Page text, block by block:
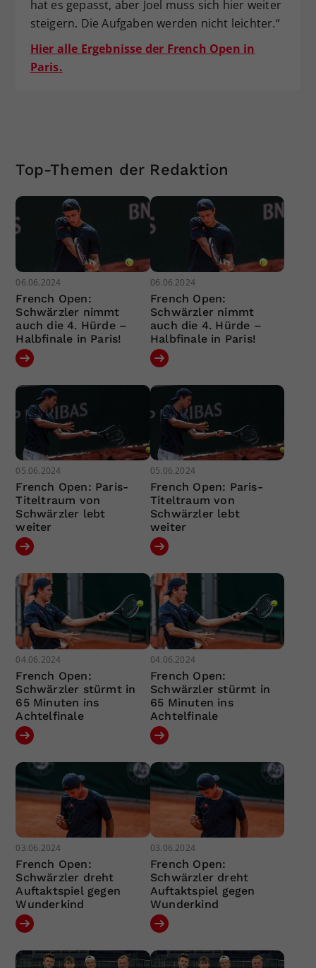
hat es gepasst, aber Joel muss sich hier weiter
steigern. Die Aufgaben werden nicht leichter.“
Hier alle Ergebnisse der French Open in
Paris.
Top-Themen der Redaktion
06.06.2024
French Open:
Schwärzler nimmt
auch die 4. Hürde –
Halbfinale in Paris!
06.06.2024
French Open:
Schwärzler nimmt
auch die 4. Hürde –
Halbfinale in Paris!
05.06.2024
French Open: Paris-
Titeltraum von
Schwärzler lebt
weiter
05.06.2024
French Open: Paris-
Titeltraum von
Schwärzler lebt
weiter
04.06.2024
French Open:
Schwärzler stürmt in
65 Minuten ins
Achtelfinale
04.06.2024
French Open:
Schwärzler stürmt in
65 Minuten ins
Achtelfinale
03.06.2024
French Open:
Schwärzler dreht
Auftaktspiel gegen
Wunderkind
03.06.2024
French Open:
Schwärzler dreht
Auftaktspiel gegen
Wunderkind